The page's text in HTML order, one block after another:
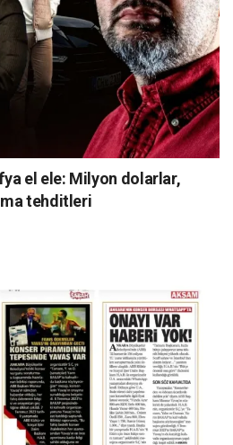
el ele: Milyon dolarlar,
tehditleri